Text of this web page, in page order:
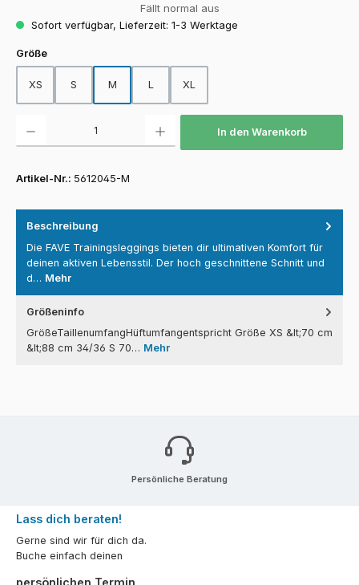
Fällt normal aus
Sofort verfügbar, Lieferzeit: 1-3 Werktage
Größeauswählen
XS S M L XL
In den Warenkorb
Artikel-Nr.: 5612045-M
Beschreibung
Die FAVE Trainingsleggings bieten dir ultimativen Komfort für
deinen aktiven Lebensstil. Der hoch geschnittene Schnitt und
d… Mehr
Größeninfo
GrößeTaillenumfangHüftumfangentspricht Größe XS &lt;70 cm
&lt;88 cm 34/36 S 70… Mehr
Persönliche Beratung
Lass dich beraten!
Gerne sind wir für dich da.
Buche einfach deinen
persönlichen Termin